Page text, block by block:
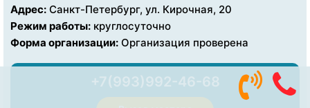
Адрес: Санкт-Петербург, ул. Кирочная, 20
Режим работы: круглосуточно
Форма организации: Организация проверена
+7(993)992-46-68